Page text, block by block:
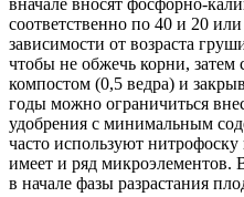
соответственно по 40 и 20
зависимости от возраста
чтобы не обжечь корни, затем
компостом (0,5 ведра) и
годы можно ограничиться
удобрения с минимальным
часто используют нитрофоску
имеет и ряд
в начале фазы разрастания